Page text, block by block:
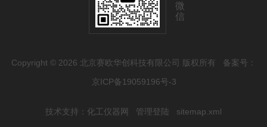
微
信
Copyright © 2026 北京赛欧华创科技有限公司 版权所有 备案号：
京ICP备19059196号-3
技术支持： 化工仪器网 管理登陆 sitemap.xml